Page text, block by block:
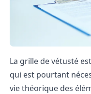
La grille de vétusté
qui est pourtant
vie théorique des